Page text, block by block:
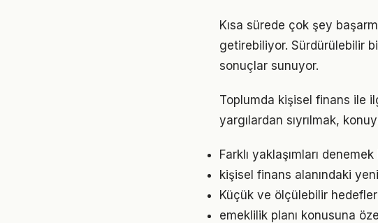
Kısa sürede çok şey
getirebiliyor. Sürdürülebilir
sonuçlar sunuyor.
Toplumda kişisel finans ile
yargılardan sıyrılmak,
Farklı yaklaşımları
kişisel finans alanındaki
Küçük ve ölçülebilir hedefler
emeklilik planı konusuna